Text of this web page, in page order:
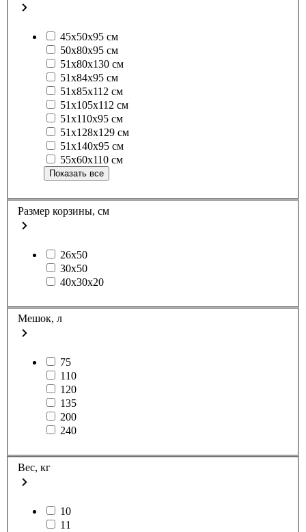
45х50х95 см
50х80х95 см
51х80х130 см
51х84х95 см
51х85х112 см
51х105х112 см
51х110х95 см
51х128х129 см
51х140х95 см
55х60х110 см
Показать все
Размер корзины, см
26х50
30х50
40х30х20
Мешок, л
75
110
120
135
200
240
Вес, кг
10
11